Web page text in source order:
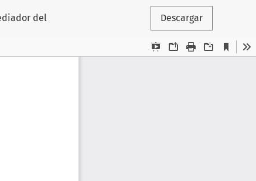
del
Descargar